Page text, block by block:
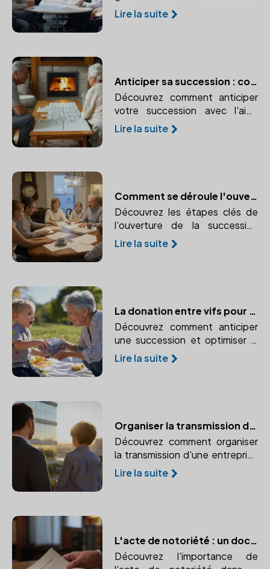
internationales et pourquoi son
expertise est essentielle.
Lire la suite
Anticiper sa succession : conseils pratiques avec un notaire
Découvrez comment anticiper
votre succession avec l'aide
d'un notaire. Protégez vos
proches et réduisez les coûts
Lire la suite
Comment se déroule l'ouverture de la succession ?
Découvrez les étapes clés de
l'ouverture de la succession
après le décès d'un proche.
Comprendre le rôle crucial du
Lire la suite
La donation entre vifs pour optimiser la transmission de patrimoine
Découvrez comment anticiper
une succession et optimiser la
transmission de votre
patrimoine grâce à la donation
proches.
Lire la suite
Organiser la transmission d'une entreprise familiale avec un notaire
Découvrez comment organiser
la transmission d'une entreprise
familiale avec l'aide d'un notaire.
Une planification préalable est
Lire la suite
L'acte de notoriété : un document essentiel pour faire valoir vos droits d'héritier
Découvrez l'importance de